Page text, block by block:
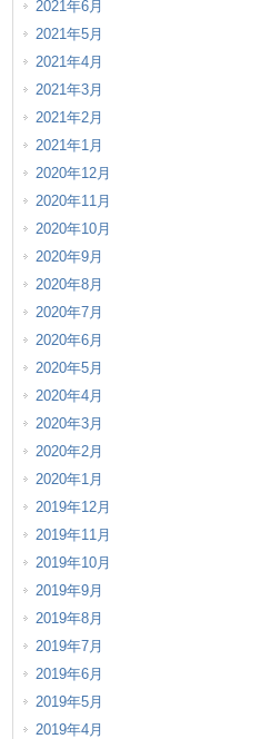
2021年6月
2021年5月
2021年4月
2021年3月
2021年2月
2021年1月
2020年12月
2020年11月
2020年10月
2020年9月
2020年8月
2020年7月
2020年6月
2020年5月
2020年4月
2020年3月
2020年2月
2020年1月
2019年12月
2019年11月
2019年10月
2019年9月
2019年8月
2019年7月
2019年6月
2019年5月
2019年4月